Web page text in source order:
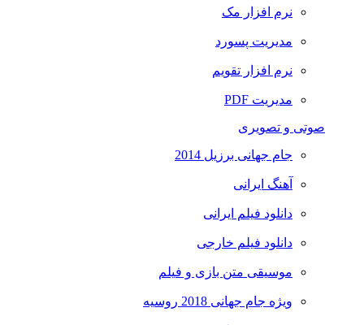
نرم افزار مک
مدیریت پسورد
نرم افزار تقویم
مدیریت PDF
صوتی و تصویری
جام جهانی برزیل 2014
آهنگ ایرانی
دانلود فیلم ایرانی
دانلود فیلم خارجی
موسیقی متن بازی و فیلم
ویژه جام جهانی 2018 روسیه